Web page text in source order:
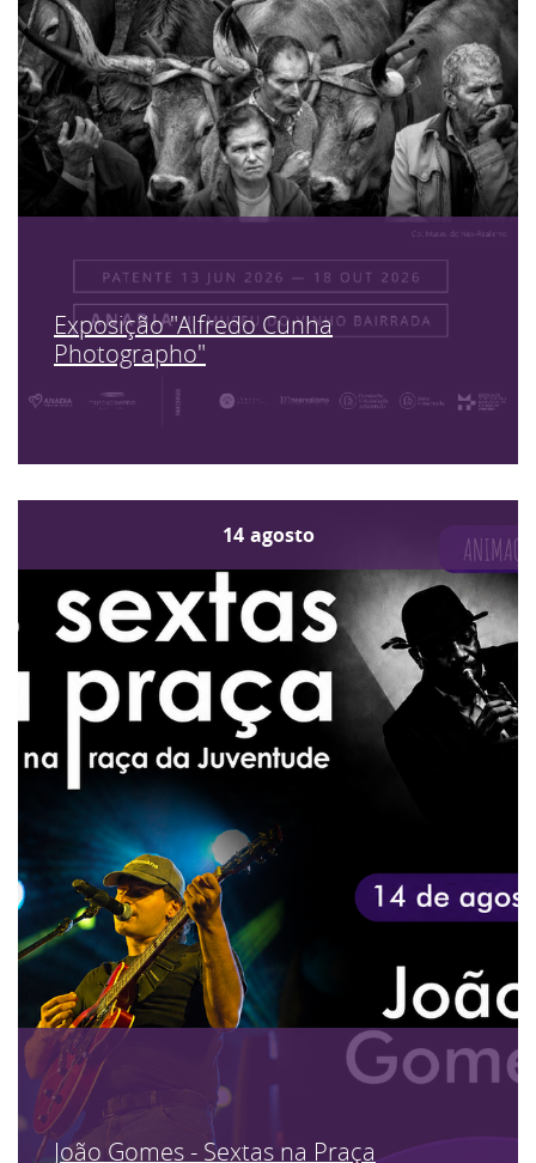
Exposição "Alfredo Cunha
Photographo"
14 agosto
João Gomes - Sextas na Praça